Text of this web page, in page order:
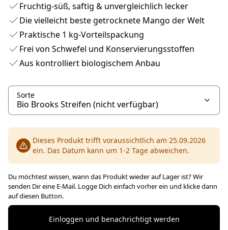
Fruchtig-süß, saftig & unvergleichlich lecker
Die vielleicht beste getrocknete Mango der Welt
Praktische 1 kg-Vorteilspackung
Frei von Schwefel und Konservierungsstoffen
Aus kontrolliert biologischem Anbau
Sorte
Dieses Produkt trifft voraussichtlich am 25.09.2026
ein. Das Datum kann um 1-2 Tage abweichen.
Du möchtest wissen, wann das Produkt wieder auf Lager ist? Wir
senden Dir eine E-Mail. Logge Dich einfach vorher ein und klicke dann
auf diesen Button.
Einloggen und benachrichtigt werden